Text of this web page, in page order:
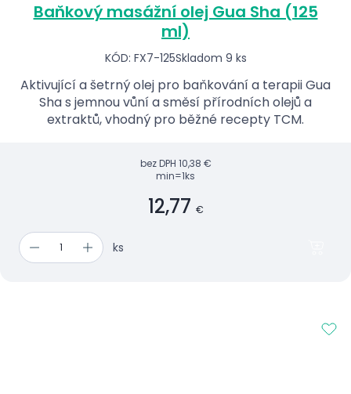
Baňkový masážní olej Gua Sha (125
ml)
KÓD: FX7-125Skladom 9 ks
Aktivující a šetrný olej pro baňkování a terapii Gua
Sha s jemnou vůní a směsí přírodních olejů a
extraktů, vhodný pro běžné recepty TCM.
bez DPH 10,38 €
min=1ks
12,77 €
ks